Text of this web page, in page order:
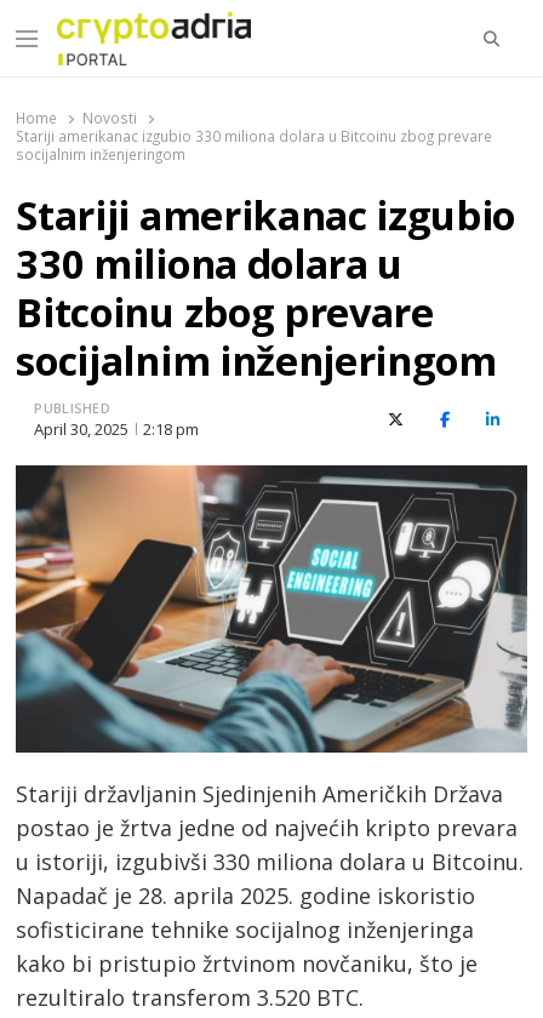
Menu
Home
Novosti
Stariji amerikanac izgubio 330 miliona dolara u Bitcoinu zbog prevare
socijalnim inženjeringom​
Stariji amerikanac izgubio
330 miliona dolara u
Bitcoinu zbog prevare
socijalnim inženjeringom​
PUBLISHED
April 30, 2025 2:18 pm X (Twitter)Facebook
Stariji državljanin Sjedinjenih Američkih Država
postao je žrtva jedne od najvećih kripto prevara
u istoriji, izgubivši 330 miliona dolara u Bitcoinu.
Napadač je 28. aprila 2025. godine iskoristio
sofisticirane tehnike socijalnog inženjeringa
kako bi pristupio žrtvinom novčaniku, što je
rezultiralo transferom 3.520 BTC.